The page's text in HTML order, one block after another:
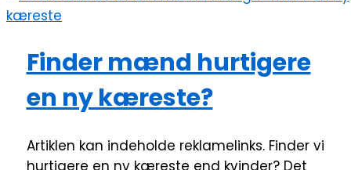
Finder mænd hurtigere
en ny kæreste?
Artiklen kan indeholde reklamelinks. Finder vi
hurtigere en ny kæreste end kvinder? Det